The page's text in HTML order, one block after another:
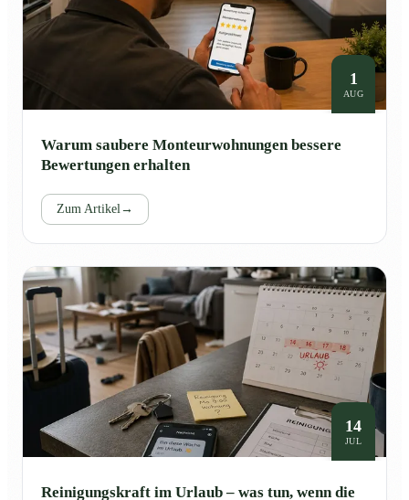
1
AUG
Warum saubere Monteurwohnungen bessere
Bewertungen erhalten
Zum Artikel→
14
JUL
Reinigungskraft im Urlaub – was tun, wenn die